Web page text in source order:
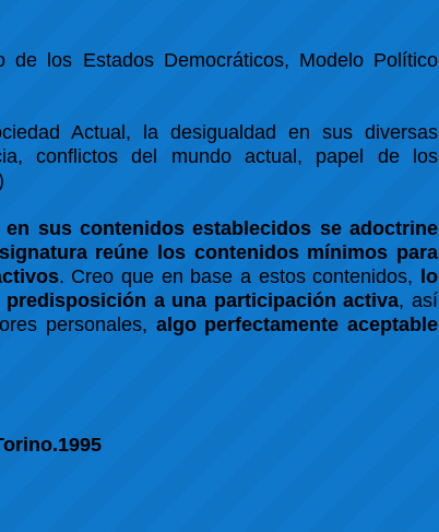
de los Estados Democráticos, Modelo Político
Actual, la desigualdad en sus diversas
conflictos del mundo actual, papel de los
sus contenidos establecidos se adoctrine
reúne los contenidos mínimos para
. Creo que en base a estos contenidos,
lo
a una participación activa, así
personales, algo perfectamente aceptable